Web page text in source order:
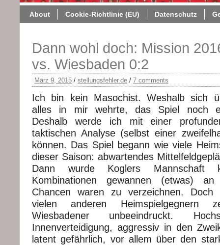
About Cookie-Richtlinie (EU) Datenschutz
Dann wohl doch: Mission
vs. Wiesbaden 0:2
März 9, 2015 / stellungsfehler.de / 7 comments
Ich bin kein Masochist. Weshalb sich
alles in mir wehrte, das Spiel noch
Deshalb werde ich mit einer
taktischen Analyse (selbst einer
können. Das Spiel begann wie viele
dieser Saison: abwartendes
Dann wurde Koglers Mannschaft
Kombinationen gewannen (etwas)
Chancen waren zu verzeichnen.
vielen anderen Heimspielgegnern
Wiesbadener unbeeindruckt.
Innenverteidigung, aggressiv in den
latent gefährlich, vor allem über den